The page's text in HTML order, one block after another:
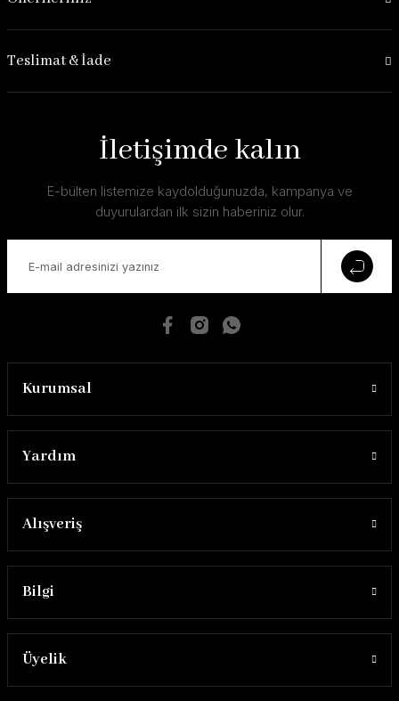
Teslimat & İade
İletişimde kalın
E-bülten listemize kaydolduğunuzda, kampanya ve
duyurulardan ilk sizin haberiniz olur.
Kurumsal
Yardım
Alışveriş
Bilgi
Üyelik